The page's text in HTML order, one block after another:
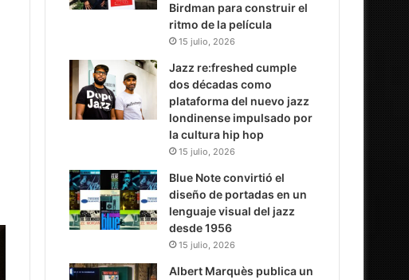
Birdman para construir el
ritmo de la película
15 julio, 2026
Jazz re:freshed cumple
dos décadas como
plataforma del nuevo jazz
londinense impulsado por
la cultura hip hop
15 julio, 2026
Blue Note convirtió el
diseño de portadas en un
lenguaje visual del jazz
desde 1956
15 julio, 2026
Albert Marquès publica un